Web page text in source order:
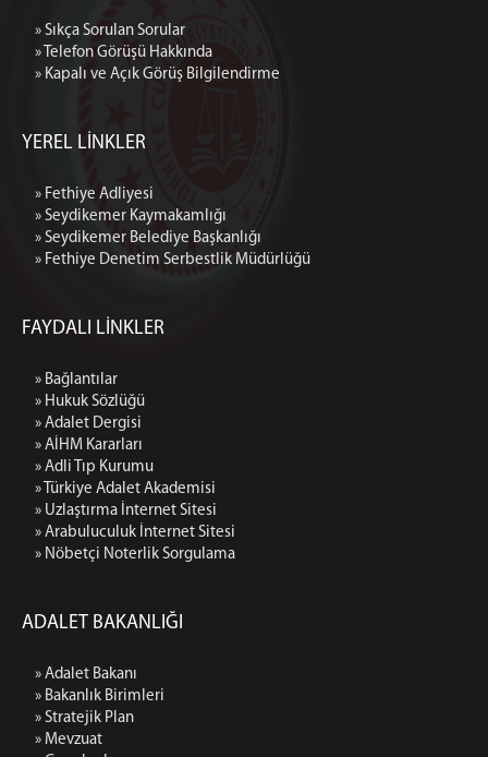
» Sıkça Sorulan Sorular
» Telefon Görüşü Hakkında
» Kapalı ve Açık Görüş Bilgilendirme
YEREL LİNKLER
» Fethiye Adliyesi
» Seydikemer Kaymakamlığı
» Seydikemer Belediye Başkanlığı
» Fethiye Denetim Serbestlik Müdürlüğü
FAYDALI LİNKLER
» Bağlantılar
» Hukuk Sözlüğü
» Adalet Dergisi
» AİHM Kararları
» Adli Tıp Kurumu
» Türkiye Adalet Akademisi
» Uzlaştırma İnternet Sitesi
» Arabuluculuk İnternet Sitesi
» Nöbetçi Noterlik Sorgulama
ADALET BAKANLIĞI
» Adalet Bakanı
» Bakanlık Birimleri
» Stratejik Plan
» Mevzuat